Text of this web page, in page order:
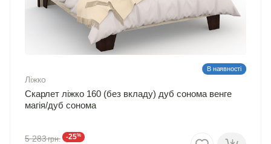
В наявності
Ліжко
Скарлет ліжко 160 (без вкладу) дуб сонома венге
магія/дуб сонома
5 283 -25%